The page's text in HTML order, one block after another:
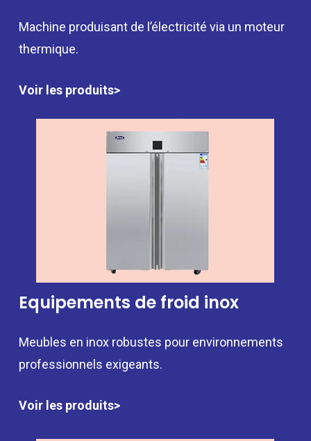
Machine produisant de l’électricité via un moteur
thermique.
Voir les produits>
Equipements de froid inox
Meubles en inox robustes pour environnements
professionnels exigeants.
Voir les produits>